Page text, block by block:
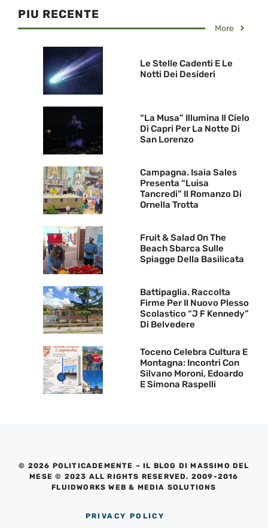
PIU RECENTE
More
Le Stelle Cadenti E Le
Notti Dei Desideri
“La Musa” Illumina Il Cielo
Di Capri Per La Notte Di
San Lorenzo
Campagna. Isaia Sales
Presenta “Luisa
Tancredi” Il Romanzo Di
Ornella Trotta
Fruit & Salad On The
Beach Sbarca Sulle
Spiagge Della Basilicata
Battipaglia. Raccolta
Firme Per Il Nuovo Plesso
Scolastico “J F Kennedy”
Di Belvedere
Toceno Celebra Cultura E
Montagna: Incontri Con
Silvano Moroni, Edoardo
E Simona Raspelli
© 2026 POLITICADEMENTE – IL BLOG DI MASSIMO DEL
MESE © 2023 ALL RIGHTS RESERVED. 2009-2016
FLUIDWORKS WEB & MEDIA SOLUTIONS
PRIVACY POLICY